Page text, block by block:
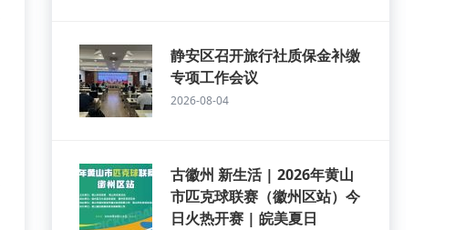
静安区召开旅行社质保金补缴
专项工作会议
2026-08-04
古徽州 新生活 | 2026年黄山
市匹克球联赛（徽州区站）今
日火热开赛 | 皖美夏日